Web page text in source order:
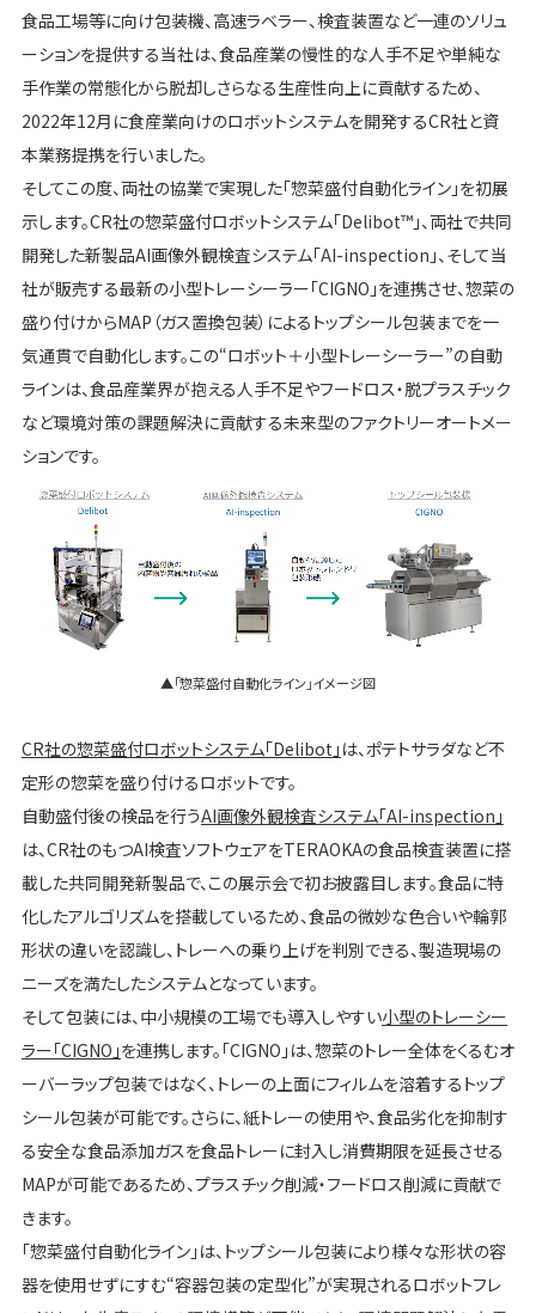
食品工場等に向け包装機、高速ラベラー、検査装置など一連のソリュ
ーションを提供する当社は、食品産業の慢性的な人手不足や単純な
手作業の常態化から脱却しさらなる生産性向上に貢献するため、
2022年12月に食産業向けのロボットシステムを開発するCR社と資
本業務提携を行いました。
そしてこの度、両社の協業で実現した「惣菜盛付自動化ライン」を初展
示します。CR社の惣菜盛付ロボットシステム「Delibot™」、両社で共同
開発した新製品AI画像外観検査システム「AI-inspection」、そして当
社が販売する最新の小型トレーシーラー「CIGNO」を連携させ、惣菜の
盛り付けからMAP（ガス置換包装）によるトップシール包装までを一
気通貫で自動化します。この“ロボット＋小型トレーシーラー”の自動
ラインは、食品産業界が抱える人手不足やフードロス・脱プラスチック
など環境対策の課題解決に貢献する未来型のファクトリーオートメー
ションです。
▲「惣菜盛付自動化ライン」イメージ図
CR社の惣菜盛付ロボットシステム「Delibot」 は、ポテトサラダなど不
定形の惣菜を盛り付けるロボットです。
自動盛付後の検品を行うAI画像外観検査システム「AI-inspection」
は、CR社のもつAI検査ソフトウェアをTERAOKAの食品検査装置に搭
載した共同開発新製品で、この展示会で初お披露目します。食品に特
化したアルゴリズムを搭載しているため、食品の微妙な色合いや輪郭
形状の違いを認識し、トレーへの乗り上げを判別できる、製造現場の
ニーズを満たしたシステムとなっています。
そして包装には、中小規模の工場でも導入しやすい小型のトレーシー
ラー「CIGNO」を連携します。「CIGNO」は、惣菜のトレー全体をくるむオ
ーバーラップ包装ではなく、トレーの上面にフィルムを溶着するトップ
シール包装が可能です。さらに、紙トレーの使用や、食品劣化を抑制す
る安全な食品添加ガスを食品トレーに封⼊し消費期限を延⻑させる
MAPが可能であるため、プラスチック削減・フードロス削減に貢献で
きます。
「惣菜盛付自動化ライン」は、トップシール包装により様々な形状の容
器を使用せずにすむ“容器包装の定型化”が実現されるロボットフレ